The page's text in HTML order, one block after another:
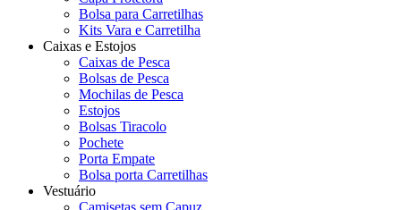
Bolsa para Carretilhas
Kits Vara e Carretilha
Caixas e Estojos
Caixas de Pesca
Bolsas de Pesca
Mochilas de Pesca
Estojos
Bolsas Tiracolo
Pochete
Porta Empate
Bolsa porta Carretilhas
Vestuário
Camisetas sem Capuz